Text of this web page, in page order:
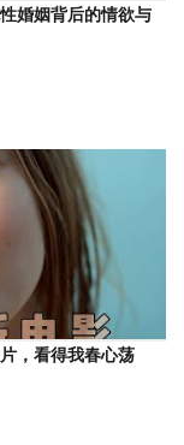
婚姻背后的情欲与
，看得我春心荡